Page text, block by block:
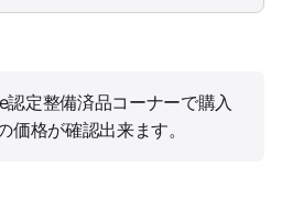
定整備済品コーナーで購入
価格が確認出来ます。